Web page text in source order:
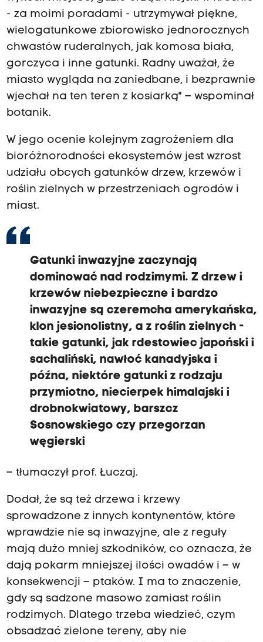
- za moimi poradami - utrzymywał piękne,
wielogatunkowe zbiorowisko jednorocznych
chwastów ruderalnych, jak komosa biała,
gorczyca i inne gatunki. Radny uważał, że
miasto wygląda na zaniedbane, i bezprawnie
wjechał na ten teren z kosiarką" – wspominał
botanik.
W jego ocenie kolejnym zagrożeniem dla
bioróżnorodności ekosystemów jest wzrost
udziału obcych gatunków drzew, krzewów i
roślin zielnych w przestrzeniach ogrodów i
miast.
Gatunki inwazyjne zaczynają
dominować nad rodzimymi. Z drzew i
krzewów niebezpieczne i bardzo
inwazyjne są czeremcha amerykańska,
klon jesionolistny, a z roślin zielnych -
takie gatunki, jak rdestowiec japoński i
sachaliński, nawłoć kanadyjska i
późna, niektóre gatunki z rodzaju
przymiotno, niecierpek himalajski i
drobnokwiatowy, barszcz
Sosnowskiego czy przegorzan
węgierski
– tłumaczył prof. Łuczaj.
Dodał, że są też drzewa i krzewy
sprowadzone z innych kontynentów, które
wprawdzie nie są inwazyjne, ale z reguły
mają dużo mniej szkodników, co oznacza, że
dają pokarm mniejszej ilości owadów i – w
konsekwencji – ptaków. I ma to znaczenie,
gdy są sadzone masowo zamiast roślin
rodzimych. Dlatego trzeba wiedzieć, czym
obsadzać zielone tereny, aby nie